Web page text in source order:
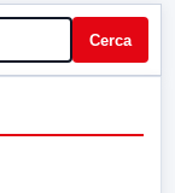
Cerca